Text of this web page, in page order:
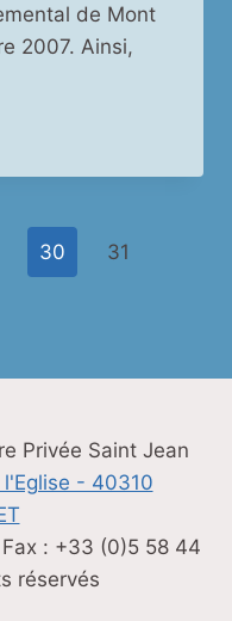
de Mont
2007. Ainsi,
30 31
Privée Saint Jean
- 40310
: +33 (0)5 58 44
réservés